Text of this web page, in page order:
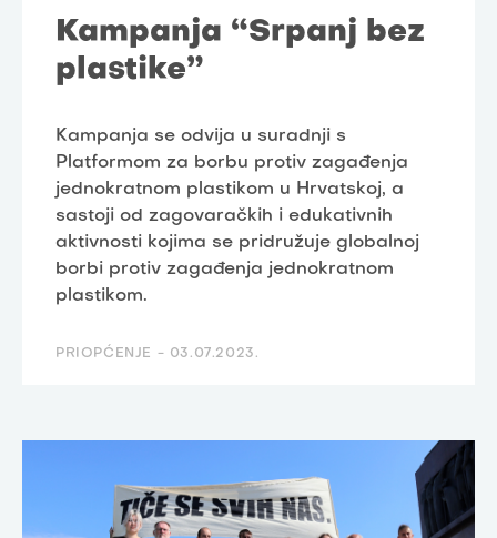
Kampanja “Srpanj bez
plastike”
Kampanja se odvija u suradnji s
Platformom za borbu protiv zagađenja
jednokratnom plastikom u Hrvatskoj, a
sastoji od zagovaračkih i edukativnih
aktivnosti kojima se pridružuje globalnoj
borbi protiv zagađenja jednokratnom
plastikom.
PRIOPĆENJE - 03.07.2023.